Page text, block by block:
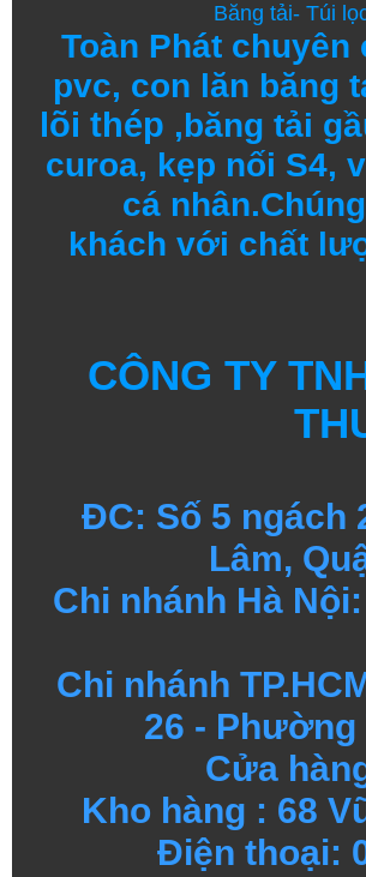
Băng tải- Túi
Toàn Phát
pvc, con lăn băng
lõi thép ,băng tải
curoa, kẹp nối S4,
cá nhân.
khách với chất
CÔNG TY
ĐC: Số 5 ngách
Lâm,
Chi nhánh Hà
Chi nhánh
26 - Phường
Cửa
Kho hàng : 68
Điện thoại: